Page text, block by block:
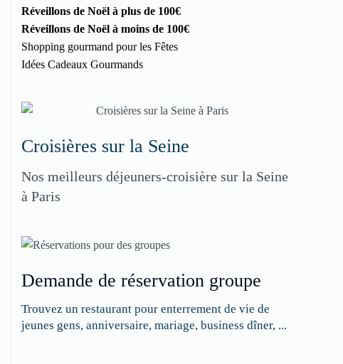
Réveillons de Noël à plus de 100€
Réveillons de Noël à moins de 100€
Shopping gourmand pour les Fêtes
Idées Cadeaux Gourmands
Croisières sur la Seine
Nos meilleurs déjeuners-croisière sur la Seine
à Paris
Demande de réservation groupe
Trouvez un restaurant pour enterrement de vie de
jeunes gens, anniversaire, mariage, business dîner, ...